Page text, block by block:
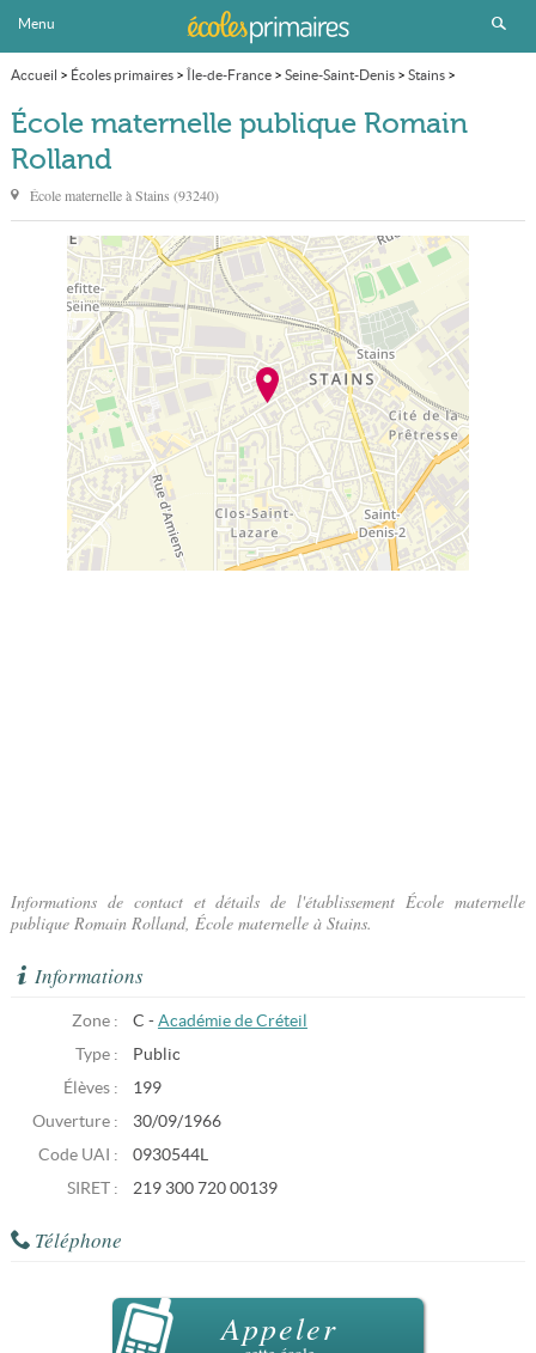
Menu
Accueil > Écoles primaires> Île-de-France> Seine-Saint-Denis> Stains>
École maternelle publique Romain Rolland
École maternelle publique Romain
Rolland
École maternelle àStains (93240)
Informations de contact et détails de l'établissement École maternelle
publique Romain Rolland, École maternelle à Stains.
Informations
Zone : C - Académie de Créteil
Type :
Public
Élèves :
199
Ouverture :
30/09/1966
Code UAI :
0930544L
SIRET :
219 300 720 00139
Téléphone
Appeler